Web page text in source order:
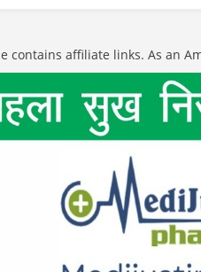
contains affiliate links. As an